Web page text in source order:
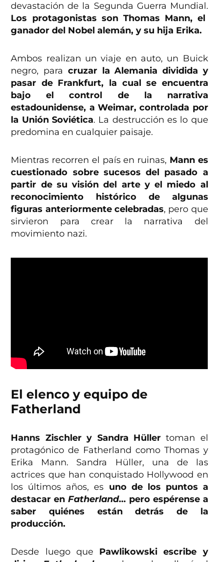
devastación de la Segunda Guerra Mundial.
Los protagonistas son Thomas Mann, el
ganador del Nobel alemán, y su hija Erika.
Ambos realizan un viaje en auto, un Buick
negro, para cruzar la Alemania dividida y
pasar de Frankfurt, la cual se encuentra
bajo el control de la narrativa
estadounidense, a Weimar, controlada por
la Unión Soviética. La destrucción es lo que
predomina en cualquier paisaje.
Mientras recorren el país en ruinas, Mann es
cuestionado sobre sucesos del pasado a
partir de su visión del arte y el miedo al
reconocimiento histórico de algunas
figuras anteriormente celebradas, pero que
sirvieron para crear la narrativa del
movimiento nazi.
El elenco y equipo de
Fatherland
Hanns Zischler y Sandra Hüllertoman el
protagónico de Fatherland como Thomas y
Erika Mann. Sandra Hüller, una de las
actrices que han conquistado Hollywood en
los últimos años, es uno de los puntos a
destacar enFatherland… pero espérense a
saber quiénes están detrás de la
producción.
Desde luego que Pawlikowski escribe y